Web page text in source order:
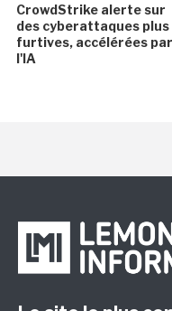
CrowdStrike alerte sur
des cyberattaques plus
furtives, accélérées par
l'IA